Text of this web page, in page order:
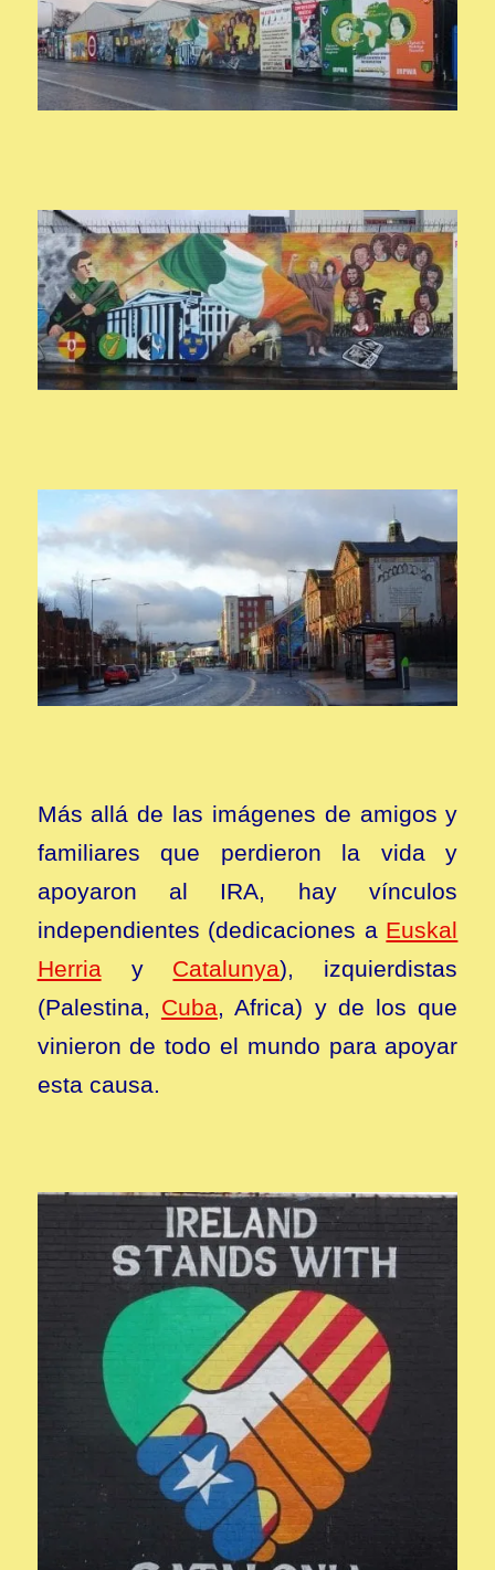
Más allá de las imágenes de amigos y
familiares que perdieron la vida y
apoyaron al IRA, hay vínculos
independientes (dedicaciones a Euskal
Herriay Catalunya), izquierdistas
(Palestina, Cuba, Africa) y de los que
vinieron de todo el mundo para apoyar
esta causa.